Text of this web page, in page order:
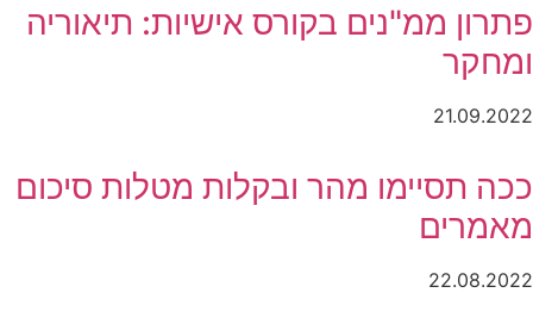
פתרון ממ"נים בקורס אישיות: תיאוריה
ומחקר
21.09.2022
ככה תסיימו מהר ובקלות מטלות סיכום
מאמרים
22.08.2022